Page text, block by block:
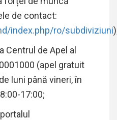
de contact:
index.php/ro/subdiviziuni
Centrul de Apel al
(apel gratuit
luni până vineri, în
17:00;